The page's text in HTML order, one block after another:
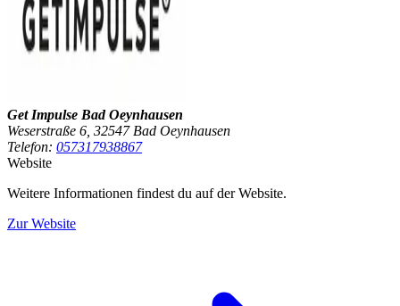
Get Impulse Bad Oeynhausen
Weserstraße 6, 32547 Bad Oeynhausen
Telefon: 057317938867
Website
Weitere Informationen findest du auf der Website.
Zur Website